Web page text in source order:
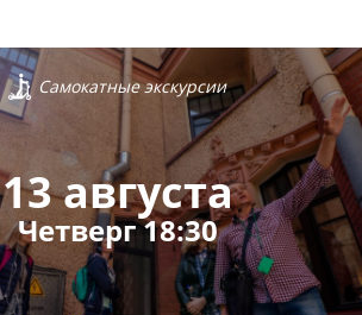
Самокатные экскурсии
13 августа
Четверг 18:30